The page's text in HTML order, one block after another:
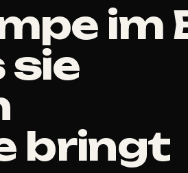
im
sie
bringt